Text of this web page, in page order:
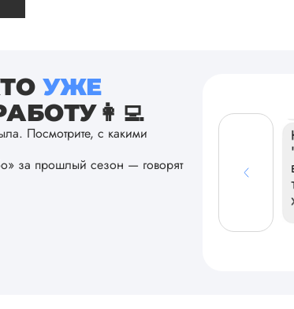
УЖЕ
Посмотрите, с какими
за прошлый сезон — говорят